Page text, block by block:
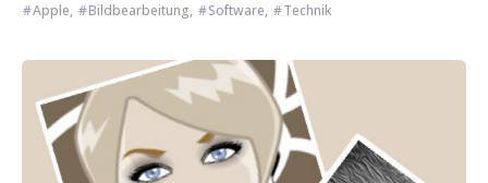
Apple, Bildbearbeitung, Software, Technik